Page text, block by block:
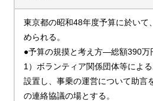
東京都の昭和48年度予算に於いて
められる。
●予算の規摸と考え方―総額390万
1）ボランティア関係団体等によ
設置し、事乗の運営について助言
の連絡協議の場とする。